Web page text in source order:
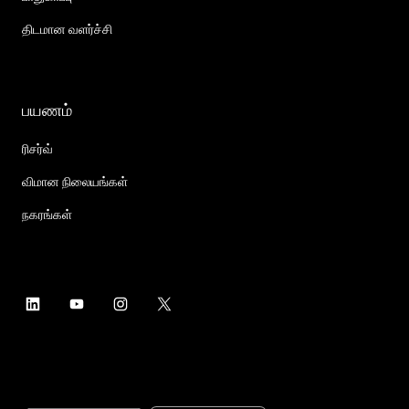
திடமான வளர்ச்சி
பயணம்
ரிசர்வ்
விமான நிலையங்கள்
நகரங்கள்